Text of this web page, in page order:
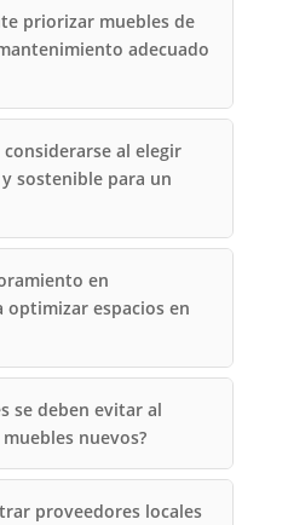
priorizar muebles de
adecuado
al elegir
sostenible para un
en
espacios en
se deben evitar al
nuevos?
proveedores locales